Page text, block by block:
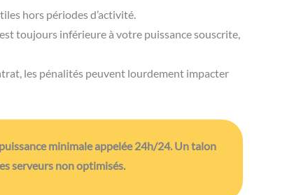
hors périodes d’activité.
toujours inférieure à votre puissance souscrite,
les pénalités peuvent lourdement impacter
minimale appelée 24h/24. Un talon
serveurs non optimisés.